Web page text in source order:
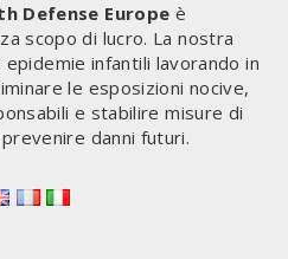
Defense Europe è
scopo di lucro. La nostra
infantili lavorando in
le esposizioni nocive,
e stabilire misure di
danni futuri.